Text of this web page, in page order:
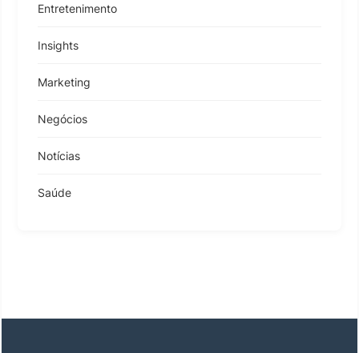
Entretenimento
Insights
Marketing
Negócios
Notícias
Saúde